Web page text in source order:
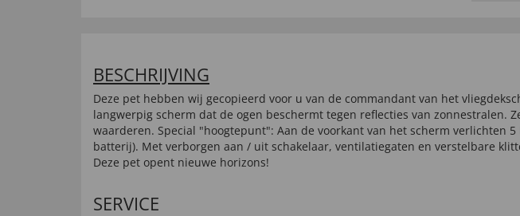
BESCHRIJVING
Deze pet hebben wij gecopieerd voor u van de commandant van het
langwerpig scherm dat de ogen beschermt tegen reflecties van zonnestralen.
waarderen. Special "hoogtepunt": Aan de voorkant van het scherm verlichten
batterij). Met verborgen aan / uit schakelaar, ventilatiegaten en verstelbare
Deze pet opent nieuwe horizons!
SERVICE